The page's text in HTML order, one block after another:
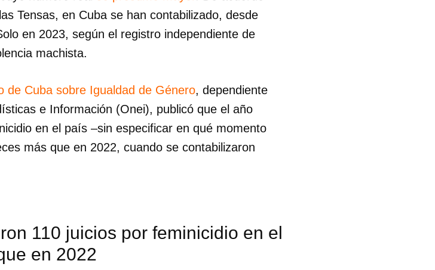
primero has de iniciar sesión con tu
INICIAR SESIÓN CANCELAR
Tensas, en Cuba se han contabilizado, desde
en 2023, según el registro independiente de
machista.
de Cuba sobre Igualdad de Género, dependiente
e Información (Onei), publicó que el año
en el país –sin especificar en qué momento
más que en 2022, cuando se contabilizaron
110 juicios por feminicidio en el
en 2022